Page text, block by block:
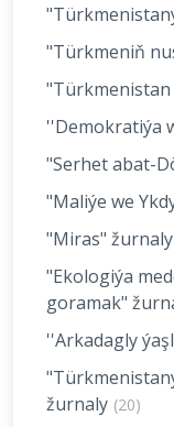
"Türkmeniň
''Demokratiýa
"Serhet abat-
"Maliýe we
"Miras" žurnaly
"Ekologiýa
goramak"
''Arkadagly
žurnaly (20)